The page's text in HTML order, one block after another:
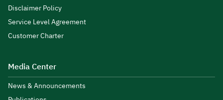
Disclaimer Policy
Service Level Agreement
Customer Charter
Media Center
News & Announcements